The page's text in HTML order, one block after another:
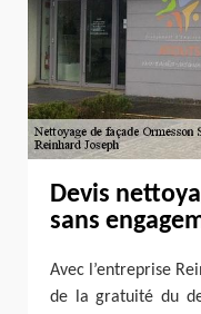
Devis
sans
Avec l’entreprise
de la gratuité du